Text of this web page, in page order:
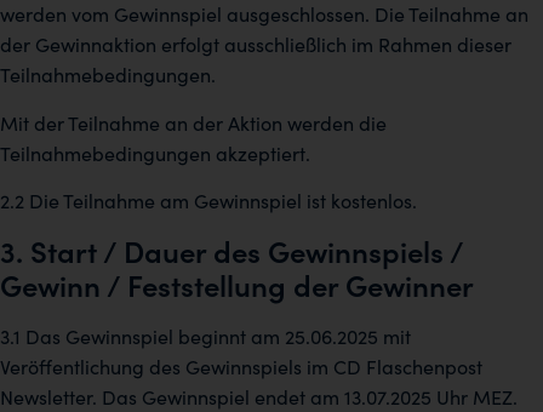
werden vom Gewinnspiel ausgeschlossen. Die Teilnahme an
der Gewinnaktion erfolgt ausschließlich im Rahmen dieser
Teilnahmebedingungen.
Mit der Teilnahme an der Aktion werden die
Teilnahmebedingungen akzeptiert.
2.2 Die Teilnahme am Gewinnspiel ist kostenlos.
3. Start / Dauer des Gewinnspiels /
Gewinn / Feststellung der Gewinner
3.1 Das Gewinnspiel beginnt am 25.06.2025 mit
Veröffentlichung des Gewinnspiels im CD Flaschenpost
Newsletter. Das Gewinnspiel endet am 13.07.2025 Uhr MEZ.